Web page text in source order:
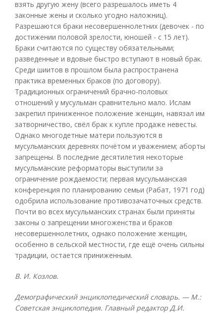
взять другую жену (всего разрешалось иметь 4
законные жены и сколько угодно наложниц).
Разрешаются браки несовершеннолетних (девочек - по
достижении половой зрелости, юношей - с 15 лет).
Браки считаются по существу обязательными;
разведенные и вдовые быстро вступают в новый брак.
Среди шиитов в прошлом была распространена
практика временных браков (по договору).
Традиционных ограничений брачно-половых
отношений у мусульман сравнительно мало. Ислам
закрепил приниженное положение женщин, навязал им
затворничество, свёл брак к купле продаже невесты.
Однако многодетные матери пользуются в
мусульманских деревнях почётом и уважением; аборты
запрещены. В последние десятилетия некоторые
мусульманские реформаторы выступили за
ограничение рождаемости; первая мусульманская
конференция по планированию семьи (Рабат, 1971 год)
одобрила использование противозачаточных средств.
Почти во всех мусульманских странах были приняты
законы о запрещении многоженства и браков
несовершеннолетних, однако положение женщин,
особенно в сельской местности, где ещё очень сильны
традиции, остается приниженным.
В. И. Козлов.
Демографический энциклопедический словарь. — М.:
Советская энциклопедия. Главный редактор Д.И.